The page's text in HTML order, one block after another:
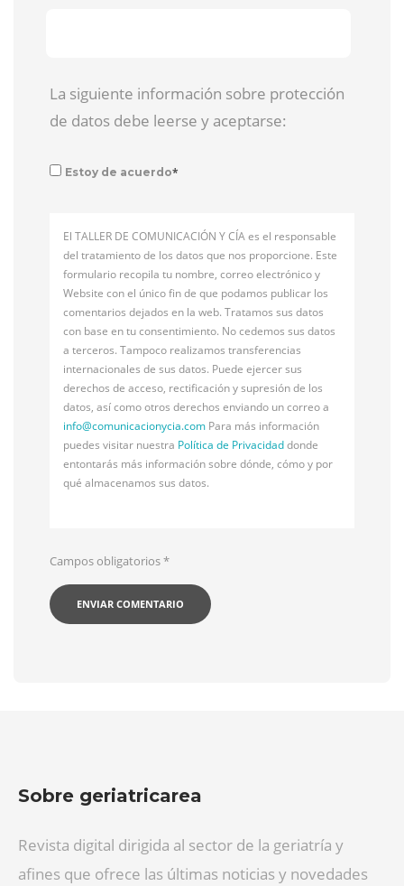
La siguiente información sobre protección
de datos debe leerse y aceptarse:
Estoy de acuerdo*
El TALLER DE COMUNICACIÓN Y CÍA es el responsable
del tratamiento de los datos que nos proporcione. Este
formulario recopila tu nombre, correo electrónico y
Website con el único fin de que podamos publicar los
comentarios dejados en la web. Tratamos sus datos
con base en tu consentimiento. No cedemos sus datos
a terceros. Tampoco realizamos transferencias
internacionales de sus datos. Puede ejercer sus
derechos de acceso, rectificación y supresión de los
datos, así como otros derechos enviando un correo a
info@comunicacionycia.com Para más información
puedes visitar nuestra Política de Privacidaddonde
entontarás más información sobre dónde, cómo y por
qué almacenamos sus datos.
Campos obligatorios*
Sobre geriatricarea
Revista digital dirigida al sector de la geriatría y
afines que ofrece las últimas noticias y novedades